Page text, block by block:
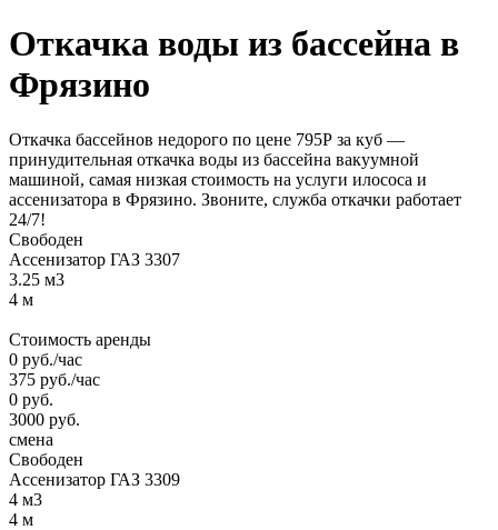
Откачка воды из бассейна в
Фрязино
Откачка бассейнов недорого по цене 795Р за куб —
принудительная откачка воды из бассейна вакуумной
машиной, самая низкая стоимость на услуги илососа и
ассенизатора в Фрязино. Звоните, служба откачки работает
24/7!
Свободен
Ассенизатор ГАЗ 3307
3.25 м3
4 м
Стоимость аренды
0 руб./час
375 руб./час
0 руб.
3000 руб.
смена
Свободен
Ассенизатор ГАЗ 3309
4 м3
4 м